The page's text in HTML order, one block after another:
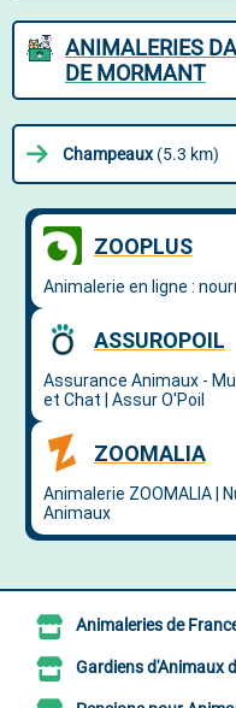
ANIMALERIES
DE MORMANT
Champeaux(5.3 km)
Animaleries de
Gardiens d'Animaux